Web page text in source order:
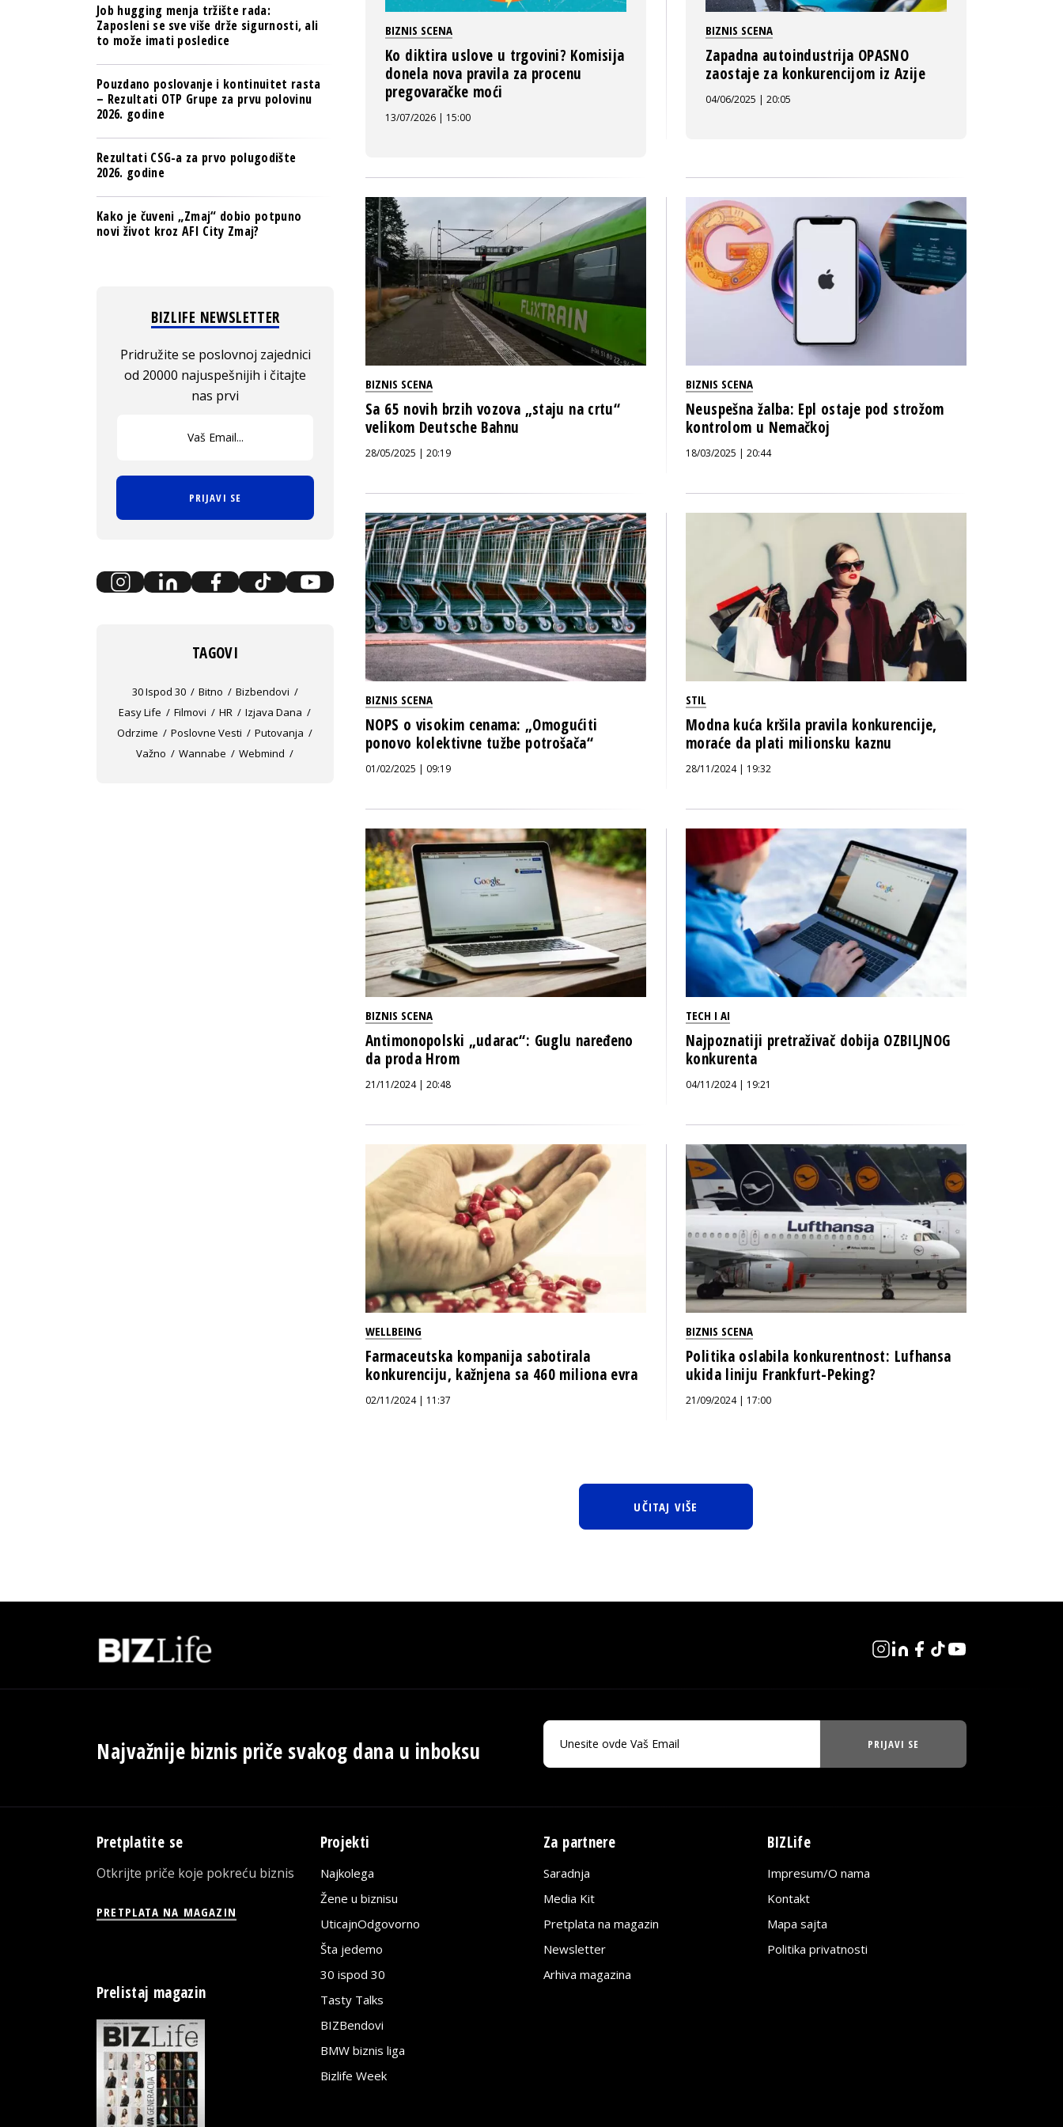
BIZNIS SCENA
Ko diktira uslove u trgovini? Komisija
donela nova pravila za procenu
pregovaračke moći
13/07/2026 | 15:00
BIZNIS SCENA
Zapadna autoindustrija OPASNO
zaostaje za konkurencijom iz Azije
04/06/2025 | 20:05
BIZNIS SCENA
Sa 65 novih brzih vozova „staju na crtu“
velikom Deutsche Bahnu
28/05/2025 | 20:19
BIZNIS SCENA
Neuspešna žalba: Epl ostaje pod strožom
kontrolom u Nemačkoj
18/03/2025 | 20:44
BIZNIS SCENA
NOPS o visokim cenama: „Omogućiti
ponovo kolektivne tužbe potrošača“
01/02/2025 | 09:19
STIL
Modna kuća kršila pravila konkurencije,
moraće da plati milionsku kaznu
28/11/2024 | 19:32
BIZNIS SCENA
Antimonopolski „udarac“: Guglu naređeno
da proda Hrom
21/11/2024 | 20:48
TECH I AI
Najpoznatiji pretraživač dobija OZBILJNOG
konkurenta
04/11/2024 | 19:21
WELLBEING
Farmaceutska kompanija sabotirala
konkurenciju, kažnjena sa 460 miliona evra
02/11/2024 | 11:37
BIZNIS SCENA
Politika oslabila konkurentnost: Lufhansa
ukida liniju Frankfurt-Peking?
21/09/2024 | 17:00
UČITAJ VIŠE
Job hugging menja tržište rada:
Zaposleni se sve više drže sigurnosti, ali
to može imati posledice
Pouzdano poslovanje i kontinuitet rasta
– Rezultati OTP Grupe za prvu polovinu
2026. godine
Rezultati CSG-a za prvo polugodište
2026. godine
Kako je čuveni „Zmaj“ dobio potpuno
novi život kroz AFI City Zmaj?
BIZLIFE NEWSLETTER
Pridružite se poslovnoj zajednici
od 20000 najuspešnijih i čitajte
nas prvi
PRIJAVI SE
TAGOVI
30 Ispod 30 Bitno
Bizbendovi
Easy Life
Filmovi HR
Izjava Dana
Odrzime
Poslovne Vesti
Putovanja
Važno
Wannabe Webmind
Najvažnije biznis priče svakog dana u inboksu PRIJAVI SE
Pretplatite se
Otkrijte priče koje pokreću biznis
PRETPLATA NA MAGAZIN
Prelistaj magazin
Projekti
Najkolega
Žene u biznisu
UticajnOdgovorno
Šta jedemo
30 ispod 30
Tasty Talks
BIZBendovi
BMW biznis liga
Bizlife Week
Za partnere
Saradnja
Media Kit
Pretplata na magazin
Newsletter
Arhiva magazina
BIZLife
Impresum/O nama
Kontakt
Mapa sajta
Politika privatnosti